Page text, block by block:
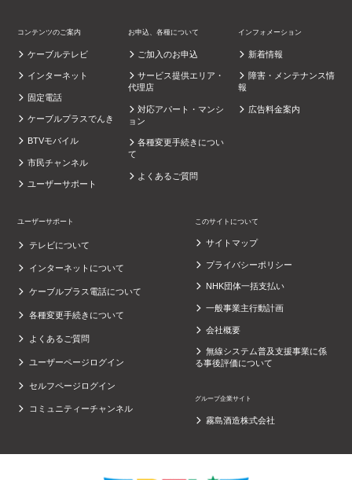
コンテンツのご案内
ケーブルテレビ
インターネット
固定電話
ケーブルプラスでんき
BTVモバイル
市民チャンネル
ユーザーサポート
お申込、各種について
ご加入のお申込
サービス提供エリア・
代理店
対応アパート・マンシ
ョン
各種変更手続きについ
て
よくあるご質問
インフォメーション
新着情報
障害・メンテナンス情
報
広告料金案内
ユーザーサポート
テレビについて
インターネットについて
ケーブルプラス電話について
各種変更手続きについて
よくあるご質問
ユーザーページログイン
セルフページログイン
コミュニティーチャンネル
このサイトについて
サイトマップ
プライバシーポリシー
NHK団体一括支払い
一般事業主行動計画
会社概要
無線システム普及支援事業に係
る事後評価について
グループ企業サイト
霧島酒造株式会社